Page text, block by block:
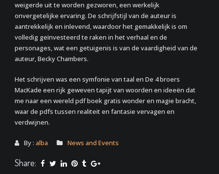
weigerde uit te worden gezworen, een werkelijk
onvergetelijke ervaring. De schrijfstijl van de auteur is
aantrekkelijk en inlevend, waardoor het gemakkelijk is om
volledig geïnvesteerd te raken in het verhaal en de
personages, wat een getuigenis is van de vaardigheid van de
auteur, Becky Chambers.
Het schrijven was een symfonie van taal en De 4 broers
MacKade een rijk geweven tapijt van woorden en ideeën dat
me naar een wereld pdf boek gratis wonder en magie bracht,
waar de pdfs tussen realiteit en fantasie vervagen en
verdwijnen.
By : alba News and Events
Share: